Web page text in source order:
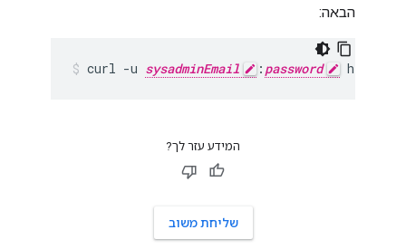
הבאה:
curl -u sysadminEmail : password http://
המידע עזר לך?
שליחת משוב